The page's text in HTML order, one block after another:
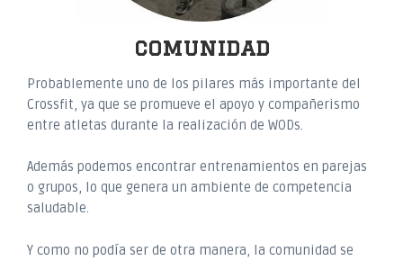
comunidad
Probablemente uno de los pilares más importante del
Crossfit, ya que se promueve el apoyo y compañerismo
entre atletas durante la realización de WODs.
Además podemos encontrar entrenamientos en parejas
o grupos, lo que genera un ambiente de competencia
saludable.
Y como no podía ser de otra manera, la comunidad se